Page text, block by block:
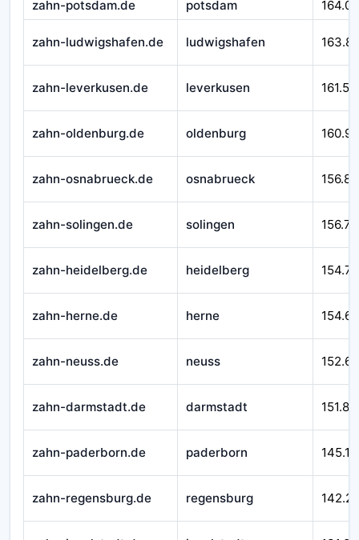
zahn-potsdam.de potsdam
zahn-ludwigshafen.de ludwigshafen
zahn-leverkusen.de leverkusen
zahn-oldenburg.de oldenburg
zahn-osnabrueck.de osnabrueck
zahn-solingen.de solingen
zahn-heidelberg.de heidelberg
zahn-herne.de herne
zahn-neuss.de neuss
zahn-darmstadt.de darmstadt
zahn-paderborn.de paderborn
zahn-regensburg.de regensburg